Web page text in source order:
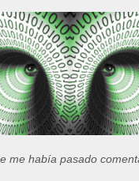
me había pasado